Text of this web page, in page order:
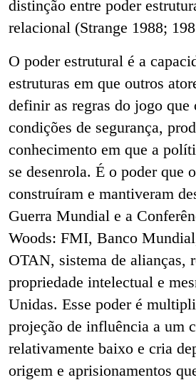
distinção entre poder
relacional (Strange 1988;
O poder estrutural é a
estruturas em que outros
definir as regras do jogo que
condições de segurança,
conhecimento em que a
se desenrola. É o poder que
construíram e mantiveram
Guerra Mundial e a
Woods: FMI, Banco
OTAN, sistema de alianças,
propriedade intelectual e
Unidas. Esse poder é
projeção de influência a um
relativamente baixo e cria
origem e aprisionamentos